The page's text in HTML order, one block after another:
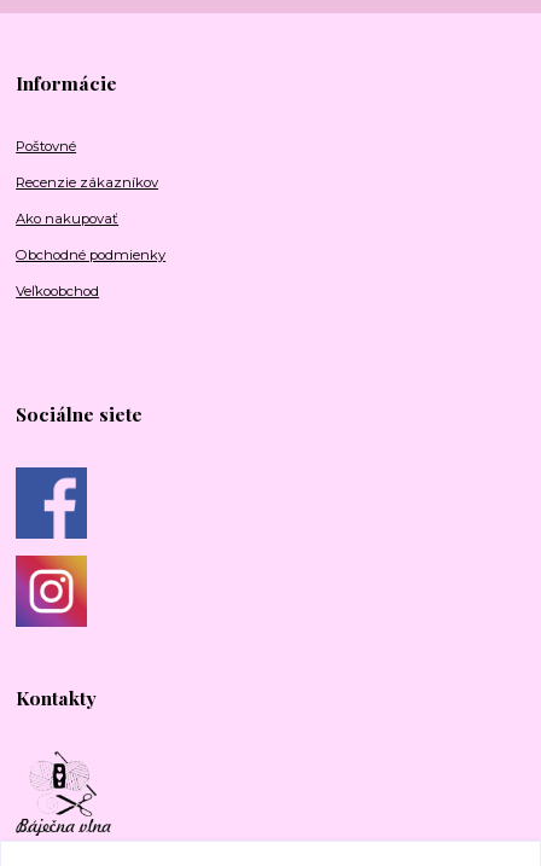
Informácie
Poštovné
Recenzie zákazníkov
Ako nakupovať
Obchodné podmienky
Veľkoobchod
Sociálne siete
Kontakty